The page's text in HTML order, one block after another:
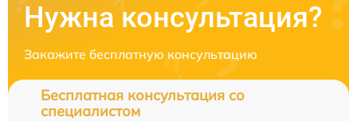
Нужна консультация?
Закажите бесплатную консультацию
Бесплатная консультация со
специалистом